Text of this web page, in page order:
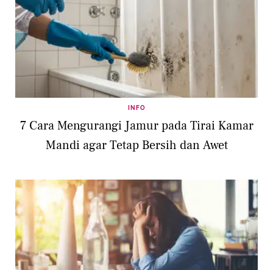
INFO
7 Cara Mengurangi Jamur pada Tirai Kamar
Mandi agar Tetap Bersih dan Awet